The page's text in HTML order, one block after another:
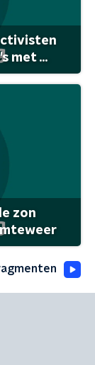
met ...
zon